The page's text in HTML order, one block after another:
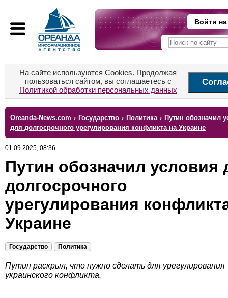
Войти
На сайте используются Cookies. Продолжая
пользоваться сайтом, вы соглашаетесь с
Политикой обработки персональных данных
Oreanda-News.com › Государство › Политика › Путин обозначил
для долгосрочного урегулирования конфликта на Украине
01.09.2025, 08:36
Путин обозначил условия
долгосрочного
урегулирования
Украине
Государство Политика
Путин раскрыл, что нужно сделать для урегулирования
украинского конфликта.